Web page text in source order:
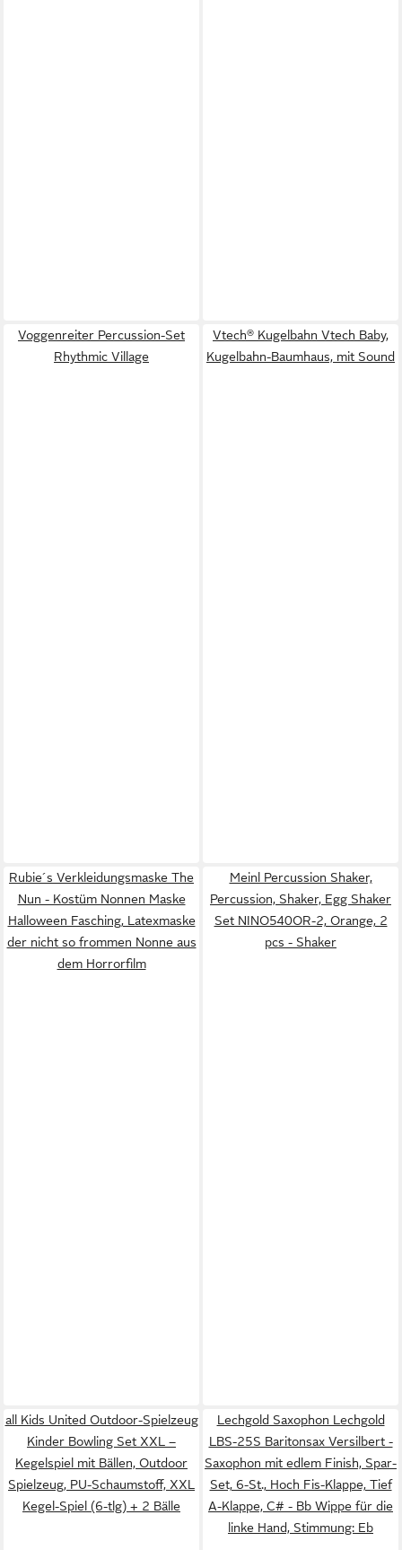
Voggenreiter Percussion-Set
Rhythmic Village
Vtech® Kugelbahn Vtech Baby,
Kugelbahn-Baumhaus, mit Sound
Rubie´s Verkleidungsmaske The
Nun - Kostüm Nonnen Maske
Halloween Fasching, Latexmaske
der nicht so frommen Nonne aus
dem Horrorfilm
Meinl Percussion Shaker,
Percussion, Shaker, Egg Shaker
Set NINO540OR-2, Orange, 2
pcs - Shaker
all Kids United Outdoor-Spielzeug
Kinder Bowling Set XXL –
Kegelspiel mit Bällen, Outdoor
Spielzeug, PU-Schaumstoff, XXL
Kegel-Spiel (6-tlg) + 2 Bälle
Lechgold Saxophon Lechgold
LBS-25S Baritonsax Versilbert -
Saxophon mit edlem Finish, Spar-
Set, 6-St., Hoch Fis-Klappe, Tief
A-Klappe, C# - Bb Wippe für die
linke Hand, Stimmung: Eb